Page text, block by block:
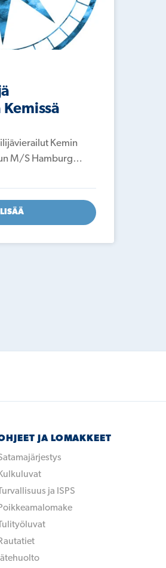
Kemin
M/S Hamburg…
JA LOMAKKEET
ja ISPS
Jätehuolto